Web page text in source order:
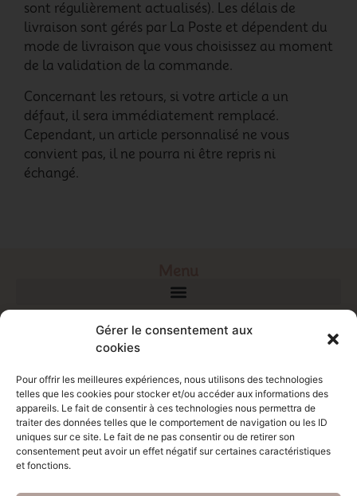
Gérer le consentement aux
cookies
Pour offrir les meilleures expériences, nous utilisons des technologies
telles que les cookies pour stocker et/ou accéder aux informations des
appareils. Le fait de consentir à ces technologies nous permettra de
traiter des données telles que le comportement de navigation ou les ID
uniques sur ce site. Le fait de ne pas consentir ou de retirer son
consentement peut avoir un effet négatif sur certaines caractéristiques
et fonctions.
sont régulièrement actualisés). Les délais de
livraison sont gérés par La Poste et dépendent du
mode de livraison que vous choisissez au moment
de la validation de la commande.
Concernant les retours, si votre article a un
défaut, il sera immédiatement remplacé.
Cependant, un article personnalisé ne vous
convient pas, il ne pourra ni être repris ni
échangé.
Créatrice de doudous personnalisés
Contact
ellaetlespaillettes